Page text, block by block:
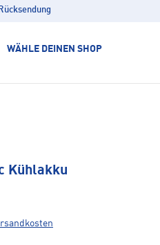
WÄHLE DEINEN SHOP
Kühlakku